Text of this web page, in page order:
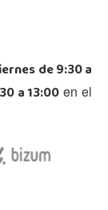
de 9:30 a
a 13:00 en el